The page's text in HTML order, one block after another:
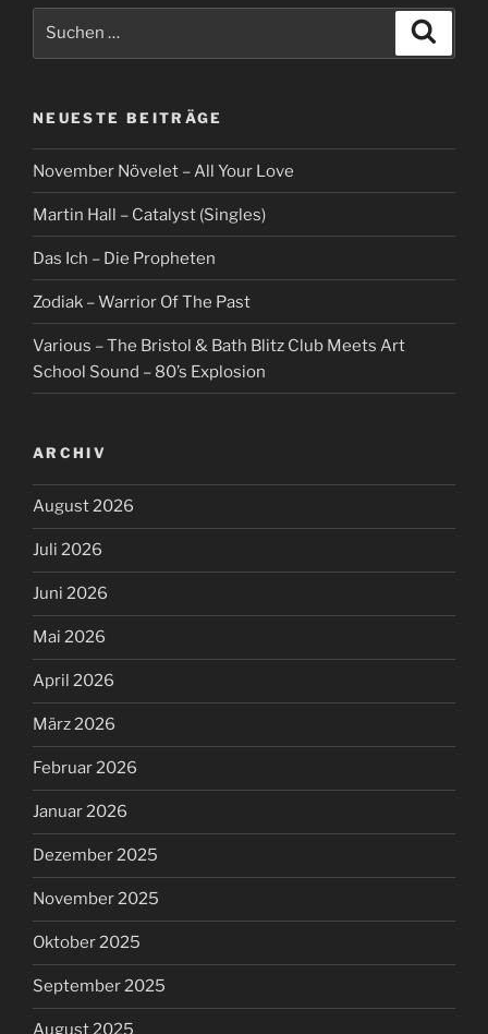
NEUESTE BEITRÄGE
November Növelet – All Your Love
Martin Hall – Catalyst (Singles)
Das Ich – Die Propheten
Zodiak – Warrior Of The Past
Various – The Bristol & Bath Blitz Club Meets Art
School Sound – 80’s Explosion
ARCHIV
August 2026
Juli 2026
Juni 2026
Mai 2026
April 2026
März 2026
Februar 2026
Januar 2026
Dezember 2025
November 2025
Oktober 2025
September 2025
August 2025